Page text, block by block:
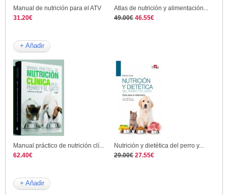
Manual de nutrición para el ATV
31.20€
+ Añadir
Atlas de nutrición y alimentación...
49.00€ 46.55€
Manual práctico de nutrición clí...
62.40€
+ Añadir
Nutrición y dietética del perro y...
29.00€ 27.55€